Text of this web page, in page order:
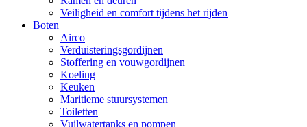
Veiligheid en comfort tijdens het rijden
Boten
Airco
Verduisteringsgordijnen
Stoffering en vouwgordijnen
Koeling
Keuken
Maritieme stuursystemen
Toiletten
Vuilwatertanks en pompen